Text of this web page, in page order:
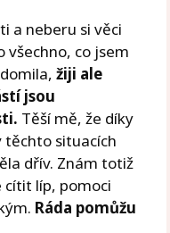
a neberu si věci
všechno, co jsem
žiji ale
jsou
Těší mě, že díky
těchto situacích
dřív. Znám totiž
cítit líp, pomoci
Ráda pomůžu